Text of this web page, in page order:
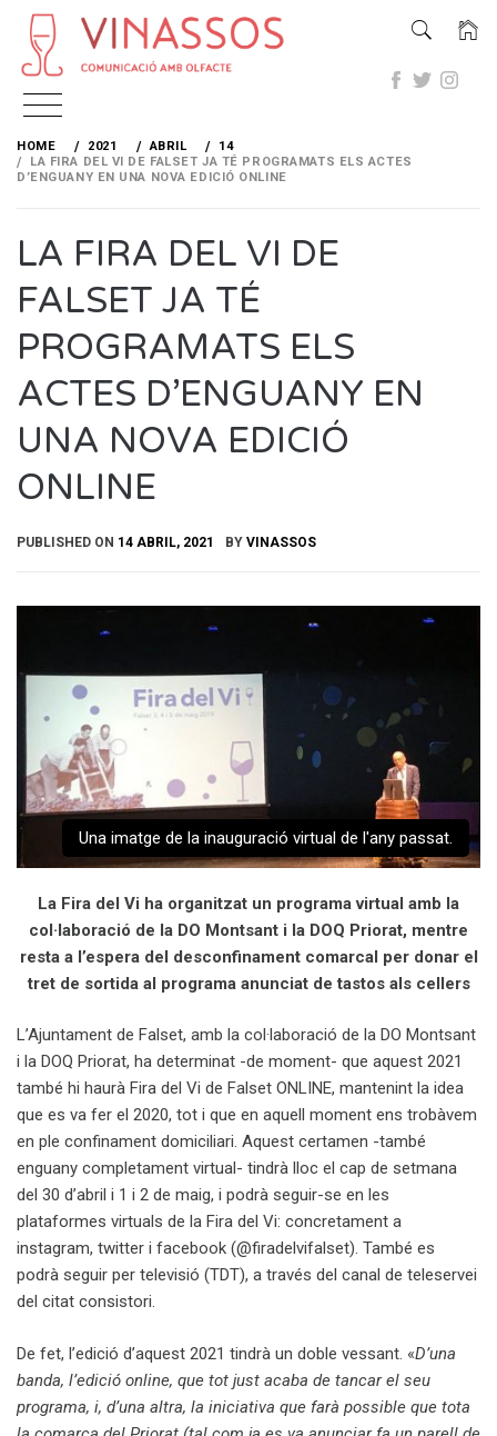
Skip
content
HOME 2021 ABRIL
14
LA FIRA DEL VI DE FALSET JA TÉ PROGRAMATS ELS ACTES
D’ENGUANY EN UNA NOVA EDICIÓ ONLINE
LA FIRA DEL VI DE
FALSET JA TÉ
PROGRAMATS ELS
ACTES D’ENGUANY EN
UNA NOVA EDICIÓ
ONLINE
PUBLISHED ON 14 ABRIL, 2021 BY VINASSOS
Una imatge de la inauguració virtual de l'any passat.
La Fira del Vi ha organitzat un programa virtual amb la
col·laboració de la DO Montsant i la DOQ Priorat, mentre
resta a l’espera del desconfinament comarcal per donar el
tret de sortida al programa anunciat de tastos als cellers
L’Ajuntament de Falset, amb la col·laboració de la DO Montsant
i la DOQ Priorat, ha determinat -de moment- que aquest 2021
també hi haurà Fira del Vi de Falset ONLINE, mantenint la idea
que es va fer el 2020, tot i que en aquell moment ens trobàvem
en ple confinament domiciliari. Aquest certamen -també
enguany completament virtual- tindrà lloc el cap de setmana
del 30 d’abril i 1 i 2 de maig, i podrà seguir-se en les
plataformes virtuals de la Fira del Vi: concretament a
instagram, twitter i facebook (@firadelvifalset). També es
podrà seguir per televisió (TDT), a través del canal de teleservei
del citat consistori.
De fet, l’edició d’aquest 2021 tindrà un doble vessant. «D’una
banda, l’edició online, que tot just acaba de tancar el seu
programa, i, d’una altra, la iniciativa que farà possible que tota